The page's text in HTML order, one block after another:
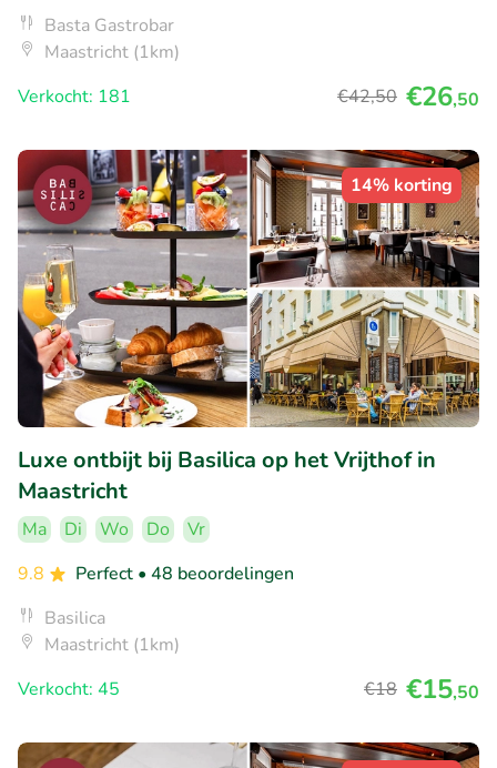
Basta Gastrobar
Maastricht (1km)
Verkocht: 181
€42,50 €26,50
14% korting
Luxe ontbijt bij Basilica op het Vrijthof in
Maastricht
Ma Di Wo Do
Vr
9.8
Perfect • 48 beoordelingen
Basilica
Maastricht (1km)
Verkocht: 45
€18 €15,50